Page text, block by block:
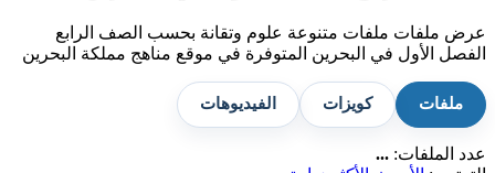
عرض ملفات ملفات متنوعة علوم وتقانة بحسب الصف الرابع
الفصل الأول في البحرين المتوفرة في موقع مناهج مملكة البحرين
ملفات كويزات الفيديوهات
عدد الملفات: ...